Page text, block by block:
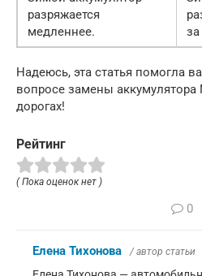
разряжается
медленнее.
Надеюсь, эта статья помогла
вопросе замены аккумулятора
дорогах!
Рейтинг
( Пока оценок нет )
0
Елена Тихонова / автор статьи